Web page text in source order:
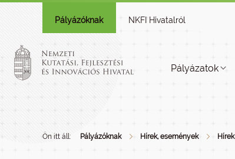
Pályázóknak NKFI Hivatalról
Pályázatok
Ön itt áll: Pályázóknak Hírek, események Hírek